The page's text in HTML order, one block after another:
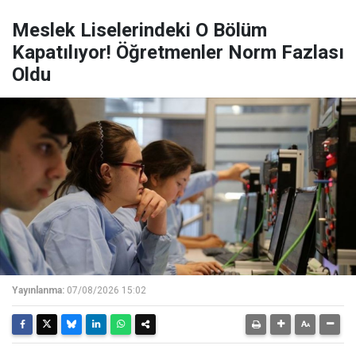
Meslek Liselerindeki O Bölüm
Kapatılıyor! Öğretmenler Norm Fazlası
Oldu
Yayınlanma: 07/08/2026 15:02